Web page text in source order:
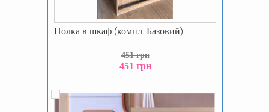
Полка в шкаф (компл. Базовий)
451 грн
451 грн